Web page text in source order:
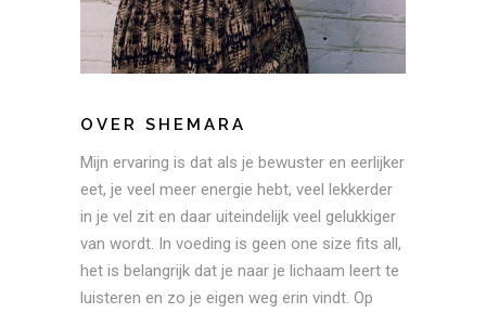
OVER SHEMARA
Mijn ervaring is dat als je bewuster en eerlijker
eet, je veel meer energie hebt, veel lekkerder
in je vel zit en daar uiteindelijk veel gelukkiger
van wordt. In voeding is geen one size fits all,
het is belangrijk dat je naar je lichaam leert te
luisteren en zo je eigen weg erin vindt. Op